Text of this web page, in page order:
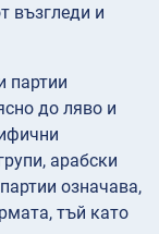
възгледи и
партии
до ляво и
арабски
означава,
тъй като